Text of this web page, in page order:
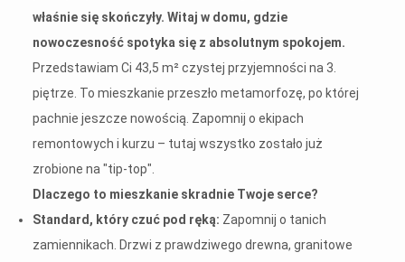
właśnie się skończyły. Witaj w domu, gdzie
nowoczesność spotyka się z absolutnym spokojem.
Przedstawiam Ci 43,5 m² czystej przyjemności na 3.
piętrze. To mieszkanie przeszło metamorfozę, po której
pachnie jeszcze nowością. Zapomnij o ekipach
remontowych i kurzu – tutaj wszystko zostało już
zrobione na "tip-top".
Dlaczego to mieszkanie skradnie Twoje serce?
Standard, który czuć pod ręką: Zapomnij o tanich
zamiennikach. Drzwi z prawdziwego drewna, granitowe